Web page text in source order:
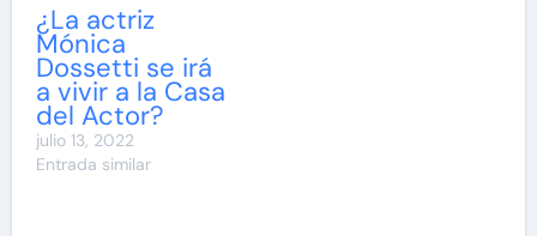
¿La actriz
Mónica
Dossetti se irá
a vivir a la Casa
del Actor?
julio 13, 2022
Entrada similar